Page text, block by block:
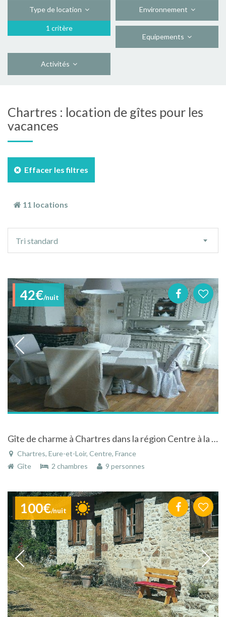
Type de location
1 critère
Environnement
Equipements
Activités
Chartres : location de gîtes pour les
vacances
Effacer les filtres
11 locations
tri
Tri standard
42€/nuit
Gîte de charme à Chartres dans la région Centre à la campagne
Chartres, Eure-et-Loir, Centre, France
Gîte
2 chambres 9 personnes
100€/nuit